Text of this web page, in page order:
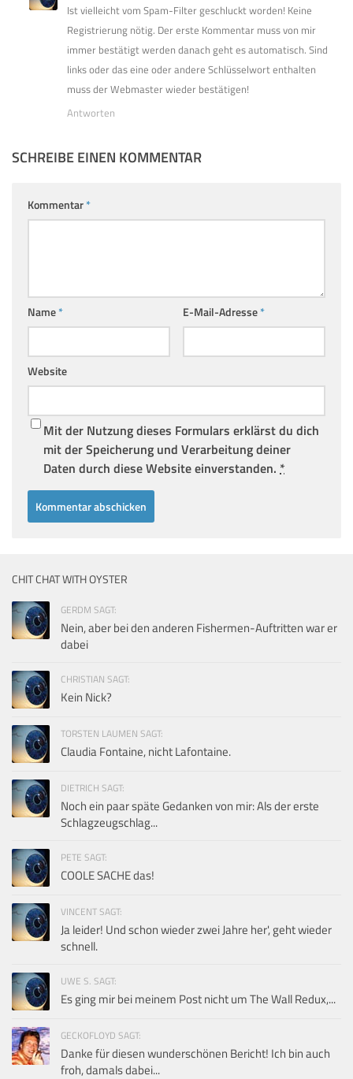
Ist vielleicht vom Spam-Filter geschluckt worden! Keine
Registrierung nötig. Der erste Kommentar muss von mir
immer bestätigt werden danach geht es automatisch. Sind
links oder das eine oder andere Schlüsselwort enthalten
muss der Webmaster wieder bestätigen!
Antworten
SCHREIBE EINEN KOMMENTAR
Kommentar*
Name* E-Mail-Adresse*
Website
Mit der Nutzung dieses Formulars erklärst du dich
mit der Speicherung und Verarbeitung deiner
Daten durch diese Website einverstanden. *
CHIT CHAT WITH OYSTER
GERDM SAGT:
Nein, aber bei den anderen Fishermen-Auftritten war er
dabei
CHRISTIAN SAGT:
Kein Nick?
TORSTEN LAUMEN SAGT:
Claudia Fontaine, nicht Lafontaine.
DIETRICH SAGT:
Noch ein paar späte Gedanken von mir: Als der erste
Schlagzeugschlag...
PETE SAGT:
COOLE SACHE das!
VINCENT SAGT:
Ja leider! Und schon wieder zwei Jahre her', geht wieder
schnell.
UWE S. SAGT:
Es ging mir bei meinem Post nicht um The Wall Redux,...
GECKOFLOYD SAGT:
Danke für diesen wunderschönen Bericht! Ich bin auch
froh, damals dabei...